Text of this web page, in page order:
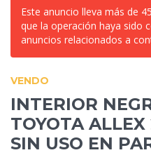
Este anuncio lleva más de
que la operación haya sido
anuncios relacionados a
VENDO
INTERIOR
TOYOTA
SIN USO EN